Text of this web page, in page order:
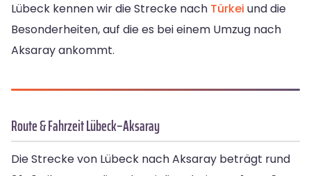
Lübeck kennen wir die Strecke nach Türkei und die
Besonderheiten, auf die es bei einem Umzug nach
Aksaray ankommt.
Route & Fahrzeit Lübeck–Aksaray
Die Strecke von Lübeck nach Aksaray beträgt rund